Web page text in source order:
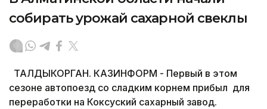
собирать урожай сахарной свеклы
ТАЛДЫКОРГАН. КАЗИНФОРМ - Первый в этом
сезоне автопоезд со сладким корнем прибыл для
переработки на Коксуский сахарный завод.